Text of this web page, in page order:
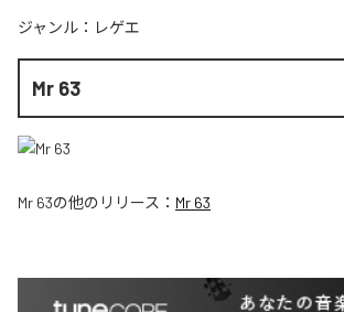
ジャンル： レゲエ
Mr 63
Mr 63の他のリリース： Mr 63